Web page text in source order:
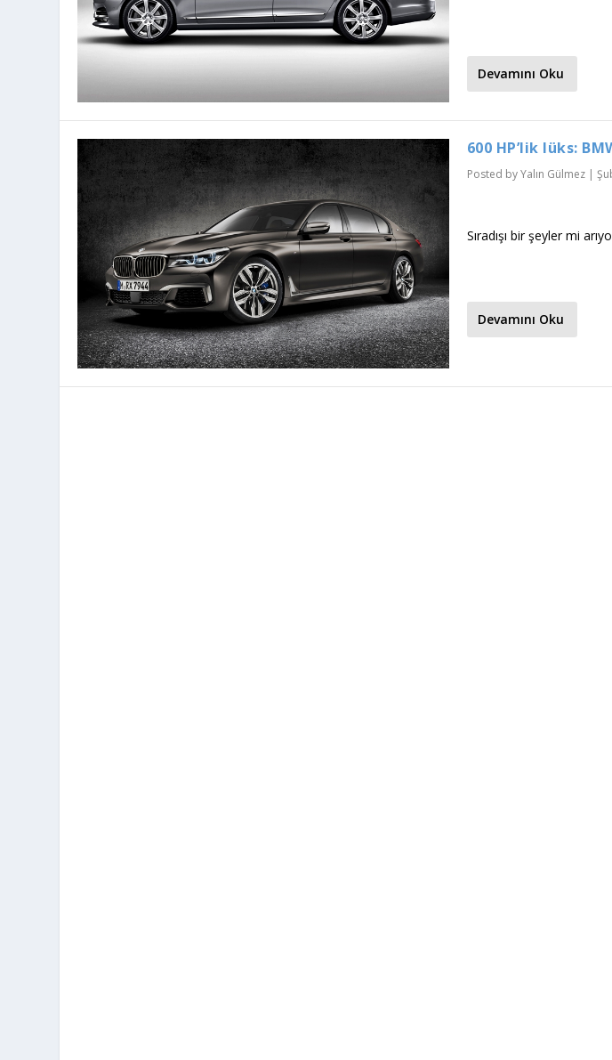
Devamını Oku
600 HP’lik lüks:
Posted byYalın Gülmez|
Sıradışı bir şeyler mi
Devamını Oku